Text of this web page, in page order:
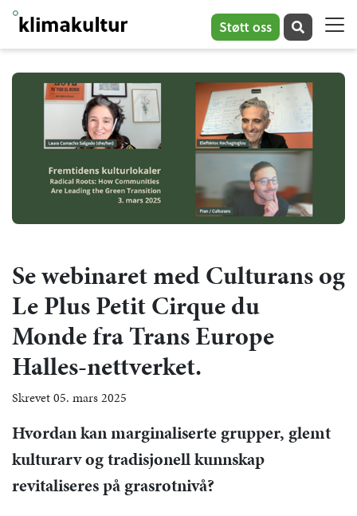
Støtt oss
Se webinaret med Culturans og
Le Plus Petit Cirque du
Monde fra Trans Europe
Halles-nettverket.
Skrevet 05. mars 2025
Hvordan kan marginaliserte grupper, glemt
kulturarv og tradisjonell kunnskap
revitaliseres på grasrotnivå?